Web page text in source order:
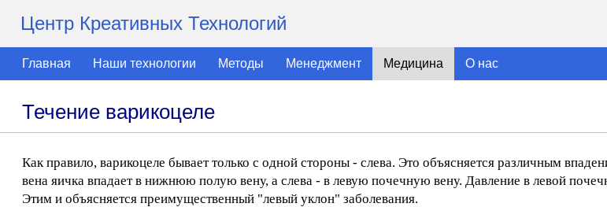
Центр Креативных Технологий
Главная Наши технологии Методы Менеджмент Медицина О нас
Течение варикоцеле
Как правило, варикоцеле бывает только с одной стороны - слева. Это объясняется различным
вена яичка впадает в нижнюю полую вену, а слева - в левую почечную вену. Давление в левой
Этим и объясняется преимущественный "левый уклон" заболевания.